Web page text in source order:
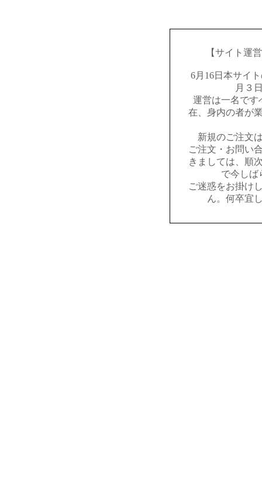
【サイト運
6月16日本サイ
月３
運営は一名です
在、身内の者が
新規のご注文
ご注文・お問い
きましては、順
で今しば
ご迷惑をお掛け
ん。何卒宜